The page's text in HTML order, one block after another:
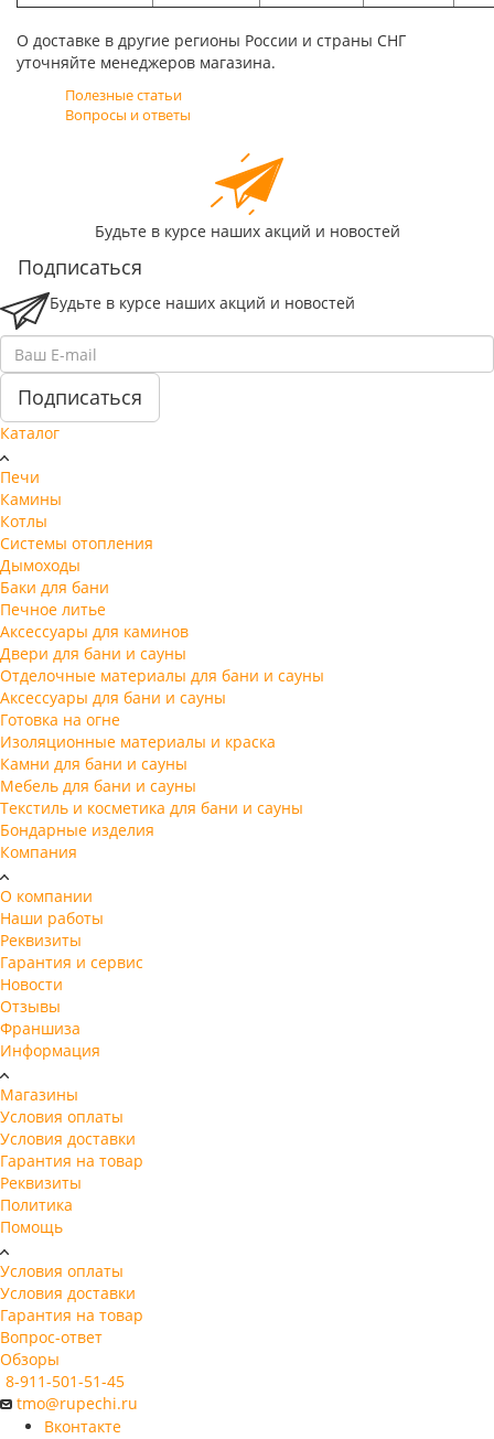
О доставке в другие регионы России и страны СНГ
уточняйте менеджеров магазина.
Полезные статьи
Вопросы и ответы
Будьте в курсе наших акций и новостей
Подписаться
Будьте в курсе наших акций и новостей
Подписаться
Каталог
Печи
Камины
Котлы
Системы отопления
Дымоходы
Баки для бани
Печное литье
Аксессуары для каминов
Двери для бани и сауны
Отделочные материалы для бани и сауны
Аксессуары для бани и сауны
Готовка на огне
Изоляционные материалы и краска
Камни для бани и сауны
Мебель для бани и сауны
Текстиль и косметика для бани и сауны
Бондарные изделия
Компания
О компании
Наши работы
Реквизиты
Гарантия и сервис
Новости
Отзывы
Франшиза
Информация
Магазины
Условия оплаты
Условия доставки
Гарантия на товар
Реквизиты
Политика
Помощь
Условия оплаты
Условия доставки
Гарантия на товар
Вопрос-ответ
Обзоры
8-911-501-51-45
tmo@rupechi.ru
Вконтакте